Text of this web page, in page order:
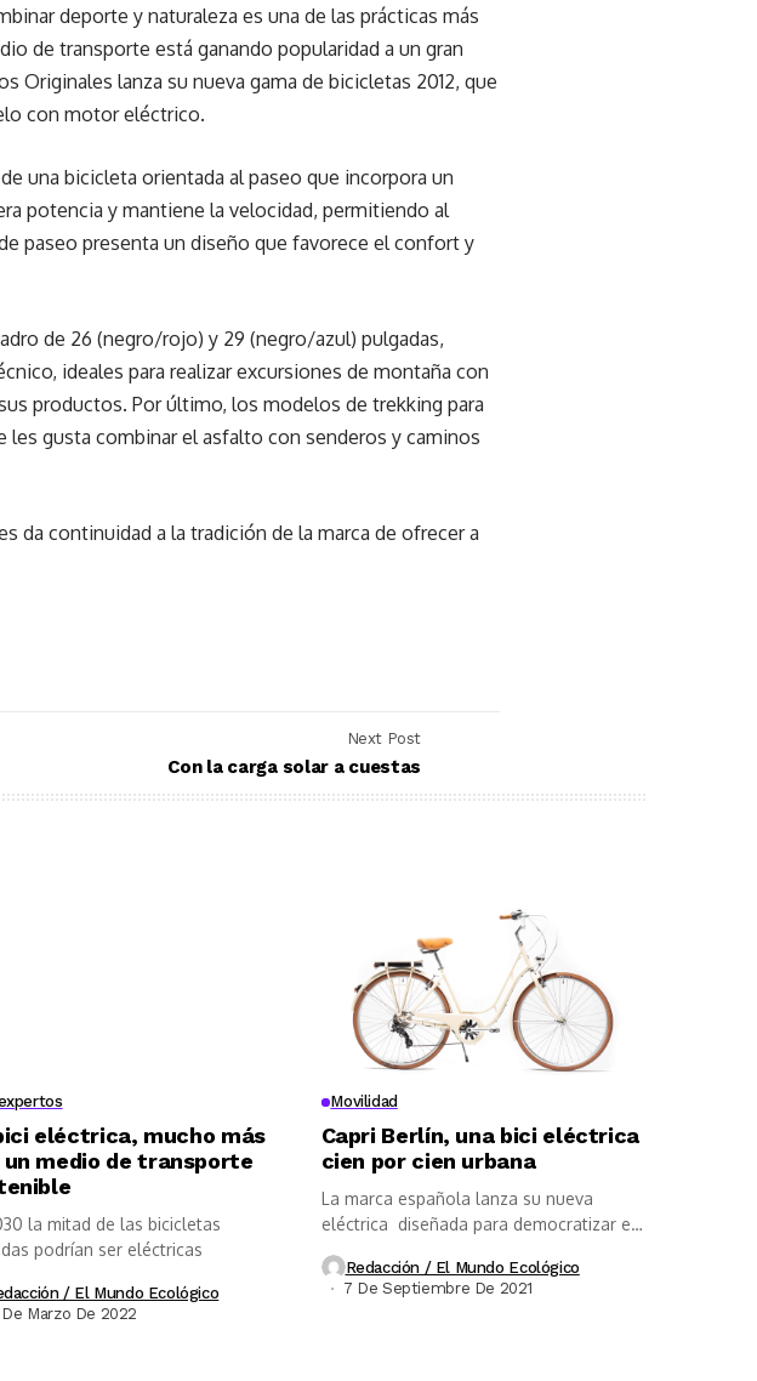
deporte y naturaleza es una de las prácticas más
de transporte está ganando popularidad a un gran
lanza su nueva gama de bicicletas 2012, que
con motor eléctrico.
una bicicleta orientada al paseo que incorpora un
potencia y mantiene la velocidad, permitiendo al
paseo presenta un diseño que favorece el confort y
de 26 (negro/rojo) y 29 (negro/azul) pulgadas,
ideales para realizar excursiones de montaña con
productos. Por último, los modelos de trekking para
gusta combinar el asfalto con senderos y caminos
da continuidad a la tradición de la marca de ofrecer a
Next Post
Con la carga solar a cuestas
eléctrica, mucho más
un medio de transporte
la mitad de las bicicletas
podrían ser eléctricas
/ El Mundo Ecológico
De Marzo De 2022
Movilidad
Capri Berlín, una bici eléctrica
cien por cien urbana
La marca española lanza su nueva
eléctrica diseñada para democratizar el
uso...
Redacción / El Mundo Ecológico
7 De Septiembre De 2021